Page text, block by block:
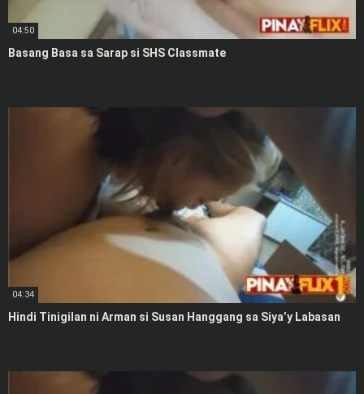
04:50
Basang Basa sa Sarap si SHS Classmate
04:34
Hindi Tinigilan ni Arman si Susan Hanggang sa Siya’y Labasan